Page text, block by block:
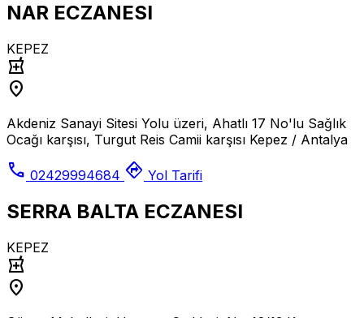
NAR ECZANESI
KEPEZ
local_pharmacy
location_on
Akdeniz Sanayi Sitesi Yolu üzeri, Ahatlı 17 No'lu Sağlık
Ocağı karşısı, Turgut Reis Camii karşısı Kepez / Antalya
call 02429994684 directions Yol Tarifi
SERRA BALTA ECZANESI
KEPEZ
local_pharmacy
location_on